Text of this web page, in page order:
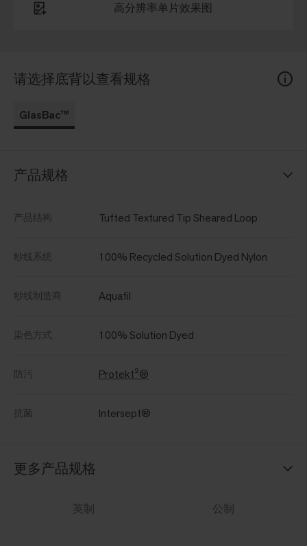
请选择底背以查看规格
GlasBac™
产品规格
产品结构 Tufted Textured Tip Sheared Loop
纱线系统 100% Recycled Solution Dyed Nylon
纱线制造商 Aquafil
染色方式 100% Solution Dyed
防污 Protekt²®
抗菌 Intersept®
更多产品规格
英制 公制
高分辨率单片效果图